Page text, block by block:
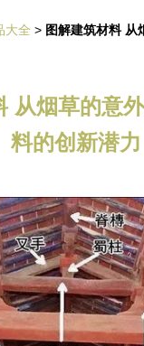
大全 > 图解建筑材料 从
从烟草的意
料的创新潜力